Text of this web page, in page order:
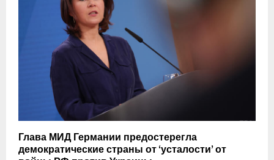
Глава МИД Германии предостерегла
демократические страны от ‘усталости’ от